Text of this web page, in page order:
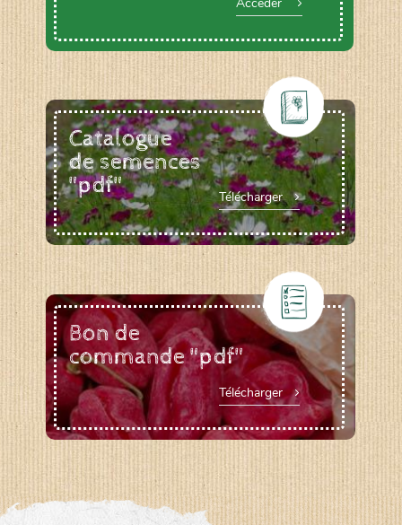
Catalogue
de semences
"pdf"
Télécharger
Bon de
commande "pdf"
Télécharger